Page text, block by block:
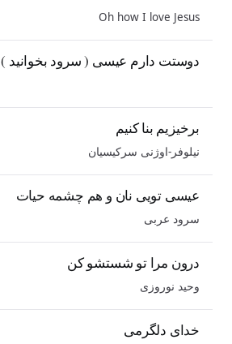
Oh how I love Jesus
دوستت دارم عیسی ( سرود بخوانید )
برخیزیم بنا کنیم
نیلوفر-اوژنی سرکیسیان
عیسی تویی نان و هم چشمه حیات
سرود عربی
درون مرا تو شستشو کن
وحید نوروزی
خدای دلگرمی